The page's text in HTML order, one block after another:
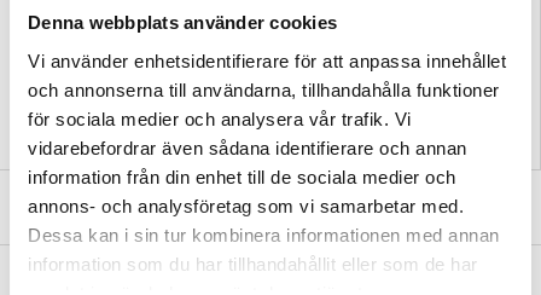
Denna webbplats använder cookies
Vi använder enhetsidentifierare för att anpassa innehållet
och annonserna till användarna, tillhandahålla funktioner
för sociala medier och analysera vår trafik. Vi
vidarebefordrar även sådana identifierare och annan
information från din enhet till de sociala medier och
annons- och analysföretag som vi samarbetar med.
Dessa kan i sin tur kombinera informationen med annan
information som du har tillhandahållit eller som de har
EAN: 5714122619037
Galaxy S26 Ultra Skal & Tillbehör